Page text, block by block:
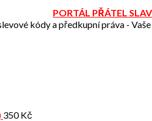
PORTÁL PŘÁTEL
kódy a předkupní práva -
350Kč